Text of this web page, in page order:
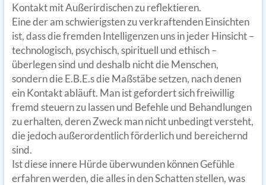
Kontakt mit Außerirdischen zu reflektieren.
Eine der am schwierigsten zu verkraftenden Einsichten
ist, dass die fremden Intelligenzen uns in jeder Hinsicht –
technologisch, psychisch, spirituell und ethisch –
überlegen sind und deshalb nicht die Menschen,
sondern die E.B.E.s die Maßstäbe setzen, nach denen
ein Kontakt abläuft. Man ist gefordert sich freiwillig
fremd steuern zu lassen und Befehle und Behandlungen
zu erhalten, deren Zweck man nicht unbedingt versteht,
die jedoch außerordentlich förderlich und bereichernd
sind.
Ist diese innere Hürde überwunden können Gefühle
erfahren werden, die alles in den Schatten stellen, was